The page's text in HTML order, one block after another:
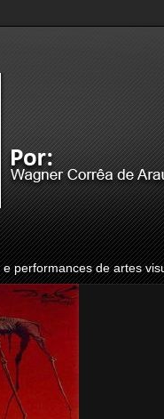
performances de artes